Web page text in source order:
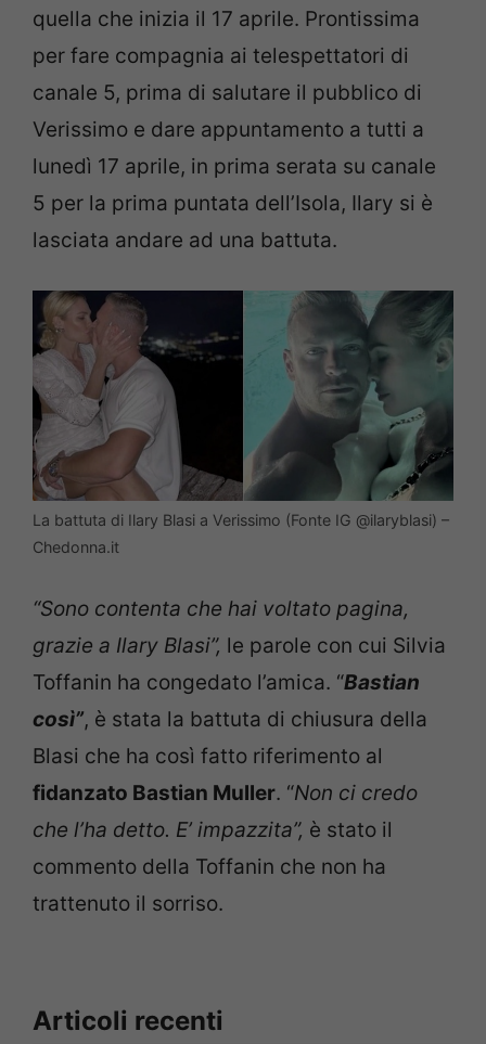
quella che inizia il 17 aprile. Prontissima
per fare compagnia ai telespettatori di
canale 5, prima di salutare il pubblico di
Verissimo e dare appuntamento a tutti a
lunedì 17 aprile, in prima serata su canale
5 per la prima puntata dell’Isola, Ilary si è
lasciata andare ad una battuta.
La battuta di Ilary Blasi a Verissimo (Fonte IG @ilaryblasi) –
Chedonna.it
“Sono contenta che hai voltato pagina,
grazie a Ilary Blasi”, le parole con cui Silvia
Toffanin ha congedato l’amica. “Bastian
così”, è stata la battuta di chiusura della
Blasi che ha così fatto riferimento al
fidanzato Bastian Muller. “Non ci credo
che l’ha detto. E’ impazzita”, è stato il
commento della Toffanin che non ha
trattenuto il sorriso.
Articoli recenti